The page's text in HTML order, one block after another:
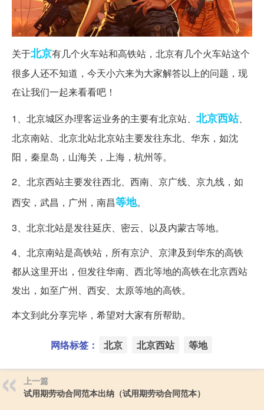
关于北京有几个火车站和高铁站，北京有几个火车站这个
很多人还不知道，今天小六来为大家解答以上的问题，现
在让我们一起来看看吧！
1、北京城区办理客运业务的主要有北京站、 北京西站、
北京南站、北京北站北京站主要发往东北、华东，如沈
阳，秦皇岛，山海关，上海，杭州等。
2、北京西站主要发往西北、西南、京广线、京九线，如
西安，武昌，广州，南昌等地。
3、北京北站是发往延庆、密云、以及内蒙古等地。
4、北京南站是高铁站，所有京沪、京津及到华东的高铁
都从这里开出，但发往华南、西北等地的高铁在北京西站
发出，如至广州、西安、太原等地的高铁。
本文到此分享完毕，希望对大家有所帮助。
网络标签： 北京 北京西站 等地
上一篇
试用期劳动合同范本出纳（试用期劳动合同范本）